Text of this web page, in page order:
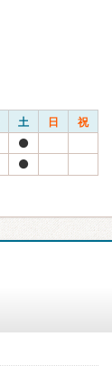
土 日 祝